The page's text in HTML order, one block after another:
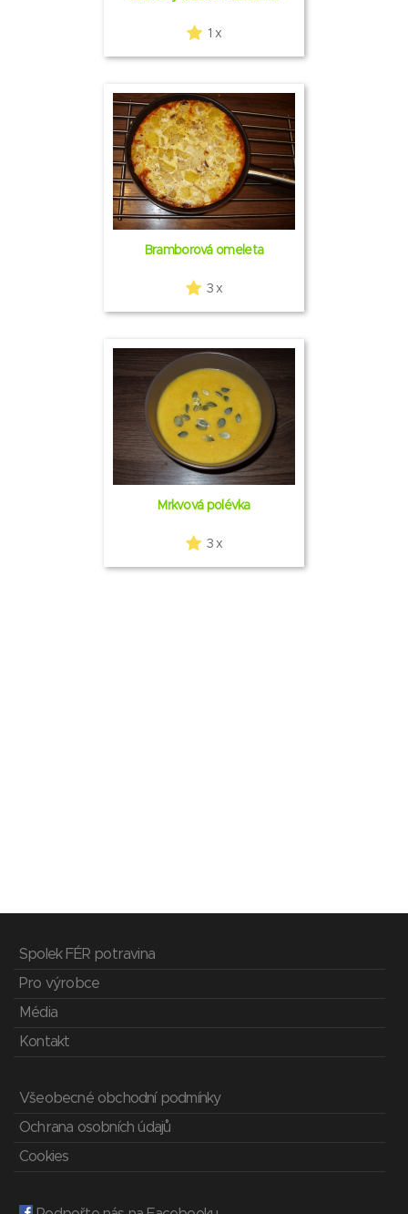
1 x
Bramborová omeleta
3 x
Mrkvová polévka
3 x
Spolek FÉR potravina
Pro výrobce
Média
Kontakt
Všeobecné obchodní podmínky
Ochrana osobních údajů
Cookies